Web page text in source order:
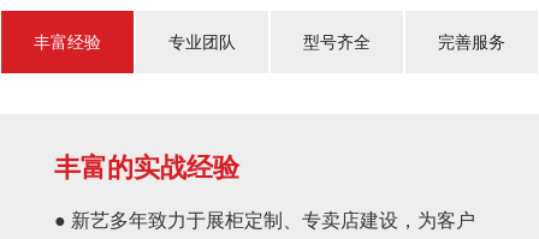
丰富经验 专业团队 型号齐全 完善服务
丰富的实战经验
● 新艺多年致力于展柜定制、专卖店建设，为客户